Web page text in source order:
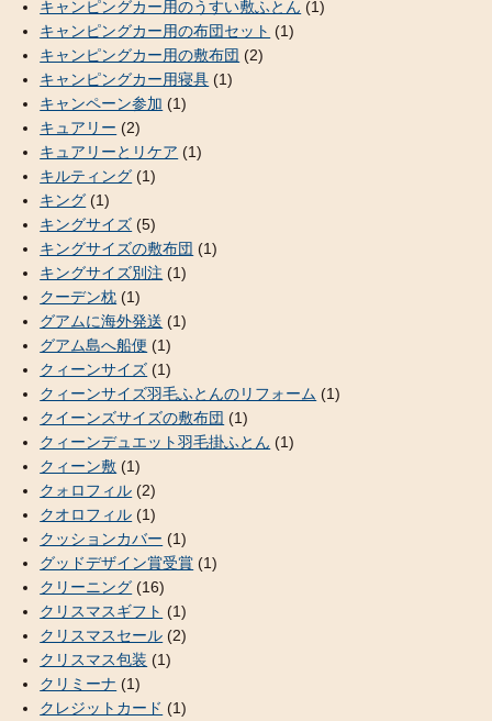
キャンピングカー用のうすい敷ふとん (1)
キャンピングカー用の布団セット (1)
キャンピングカー用の敷布団 (2)
キャンピングカー用寝具 (1)
キャンペーン参加 (1)
キュアリー (2)
キュアリーとリケア (1)
キルティング (1)
キング (1)
キングサイズ (5)
キングサイズの敷布団 (1)
キングサイズ別注 (1)
クーデン枕 (1)
グアムに海外発送 (1)
グアム島へ船便 (1)
クィーンサイズ (1)
クィーンサイズ羽毛ふとんのリフォーム (1)
クイーンズサイズの敷布団 (1)
クィーンデュエット羽毛掛ふとん (1)
クィーン敷 (1)
クォロフィル (2)
クオロフィル (1)
クッションカバー (1)
グッドデザイン賞受賞 (1)
クリーニング (16)
クリスマスギフト (1)
クリスマスセール (2)
クリスマス包装 (1)
クリミーナ (1)
クレジットカード (1)